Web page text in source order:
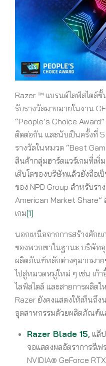
Razer ™ แบรนด์ไลฟ์สไตล์ชั้
รับรางวัลมากมายในงาน
“People’s Choice
ติดต่อกัน และนับเป็นครั้งที่ 5
รางวัลในหมวด “Best
สินค้ากลุ่มฮาร์ดแวร์เกมที่เ
เติบโตของบริษัทแล้วยังถือเ
ของ NPD Group สำหรับร
American Market
เกม[1]
นอกเหนือจากการสร้างศัก
ของพวกเขาในฐานะ บริษั
ผลิตภัณฑ์หลักต่างๆมากมาย
ไปสู่หมวดหมู่ใหม่ ๆ เช่น เก้
ไลฟ์สไตล์ และสายการผลิต
Razer ยังคงแสดงให้เห็นถึ
อุตสาหกรรมด้วยผลิตภัณฑ์แ
Razer Blade 15, แล็
จอแสดงผลอัตราการรีเ
NVIDIA® GeForce